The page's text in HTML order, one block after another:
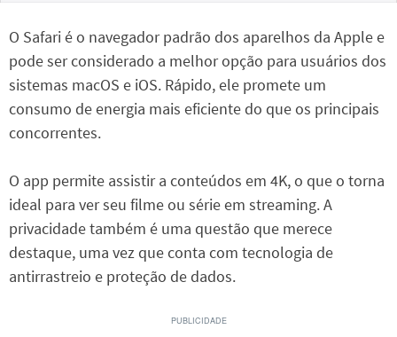
O Safari é o navegador padrão dos aparelhos da Apple e
pode ser considerado a melhor opção para usuários dos
sistemas macOS e iOS. Rápido, ele promete um
consumo de energia mais eficiente do que os principais
concorrentes.
O app permite assistir a conteúdos em 4K, o que o torna
ideal para ver seu filme ou série em streaming. A
privacidade também é uma questão que merece
destaque, uma vez que conta com tecnologia de
antirrastreio e proteção de dados.